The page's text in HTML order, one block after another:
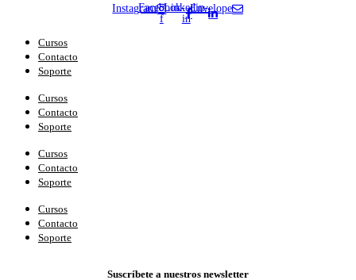
InstagramFacebook-
f
Linkedin-
in
Envelope
Cursos
Contacto
Soporte
Cursos
Contacto
Soporte
Cursos
Contacto
Soporte
Cursos
Contacto
Soporte
Suscríbete a nuestros newsletter